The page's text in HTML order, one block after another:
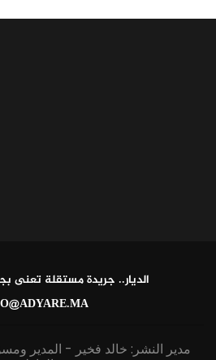
الديار.. جريدة مستقلة
مدير النشر: خالد فخير - المدير